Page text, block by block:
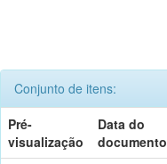
Conjunto de itens:
Pré-
visualização
Data do
documento